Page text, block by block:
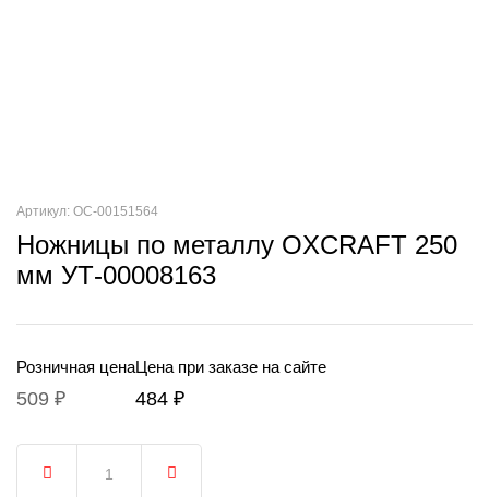
Артикул: ОС-00151564
Ножницы по металлу OXCRAFT 250
мм УТ-00008163
Розничная цена
509 ₽
Цена при заказе на сайте
484 ₽